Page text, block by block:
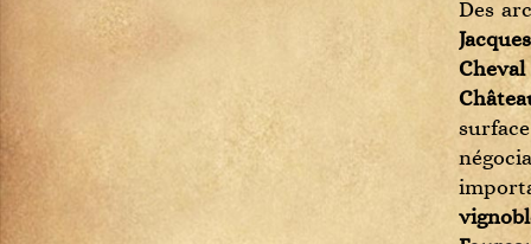
Vosne-Romanée
Côtes du Jura
Côtes du Rhône
Des
Cheval